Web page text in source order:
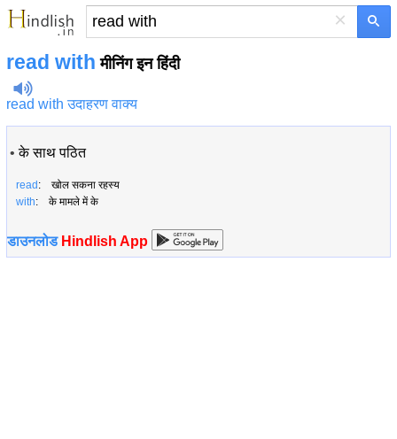
×
read with मीनिंग इन हिंदी
read with उदाहरण वाक्य
•के साथ पठित
read : खोल सकना रहस्य
with: के मामले में के
डाउनलोड Hindlish App